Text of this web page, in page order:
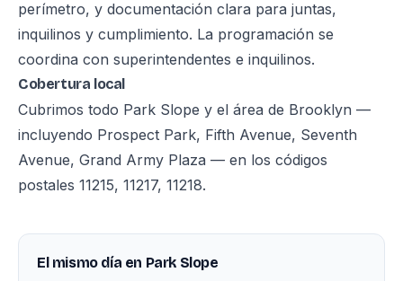
perímetro, y documentación clara para juntas,
inquilinos y cumplimiento. La programación se
coordina con superintendentes e inquilinos.
Cobertura local
Cubrimos todo Park Slope y el área de Brooklyn —
incluyendo Prospect Park, Fifth Avenue, Seventh
Avenue, Grand Army Plaza — en los códigos
postales 11215, 11217, 11218.
El mismo día en Park Slope